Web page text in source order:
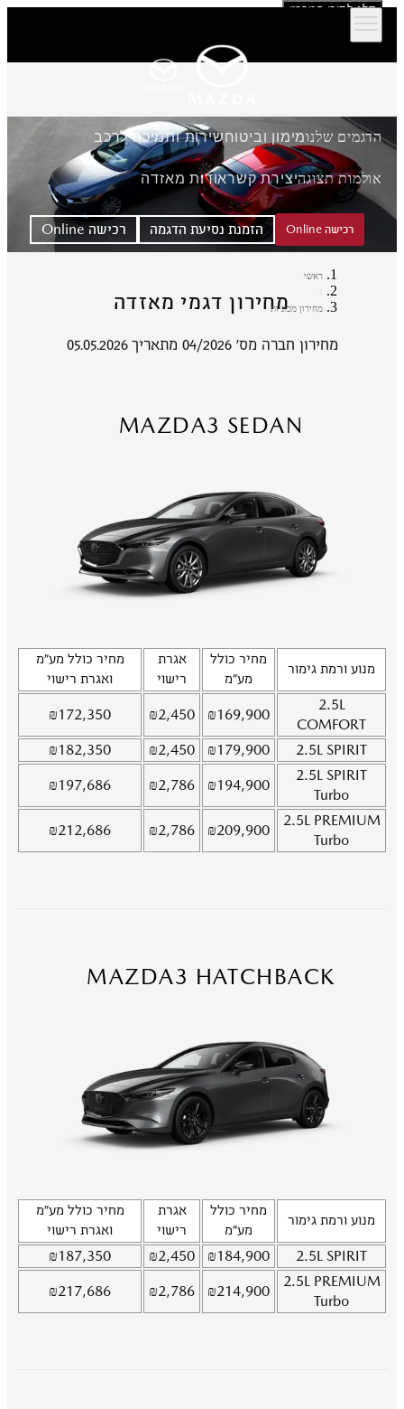
דלג לתוכן המרכזי
הדגמים שלנומימון וביטוחשירות ותמיכה לרכב
אולמות תצוגהיצירת קשראודות מאזדה
רכישה Online הזמנת נסיעת הדגמה רכישה Online
ראשי
מחירון מכוניותמחירון דגמי מאזדה
מחירון חברה מס' 04/2026 מתאריך 05.05.2026
MAZDA3 SEDAN
מנוע ורמת גימור
מחיר כולל
מע"מ
אגרת
רישוי
מחיר כולל מע"מ
ואגרת רישוי
2.5L
COMFORT
₪169,900
₪2,450
₪172,350
2.5L SPIRIT
₪179,900
₪2,450
₪182,350
2.5L SPIRIT
Turbo
₪194,900
₪2,786
₪197,686
2.5L PREMIUM
Turbo
₪209,900
₪2,786
₪ 212,686
MAZDA3 HATCHBACK
מנוע ורמת גימור
מחיר כולל
מע"מ
אגרת
רישוי
מחיר כולל מע"מ
ואגרת רישוי
2.5L SPIRIT
₪184,900
₪2,450
₪187,350
2.5L PREMIUM
Turbo
₪214,900
₪2,786
₪ 217,686